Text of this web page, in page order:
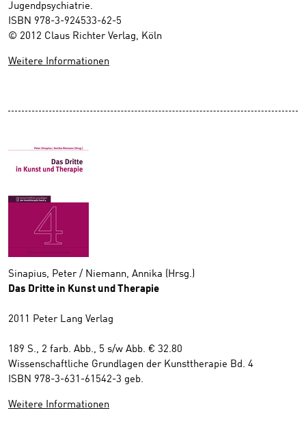
Jugendpsychiatrie.
ISBN 978-3-924533-62-5
© 2012 Claus Richter Verlag, Köln
Weitere Informationen
Sinapius, Peter / Niemann, Annika (Hrsg.)
Das Dritte in Kunst und Therapie
2011 Peter Lang Verlag
189 S., 2 farb. Abb., 5 s/w Abb. € 32.80
Wissenschaftliche Grundlagen der Kunsttherapie Bd. 4
ISBN 978-3-631-61542-3 geb.
Weitere Informationen